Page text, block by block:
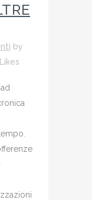
by
Likes